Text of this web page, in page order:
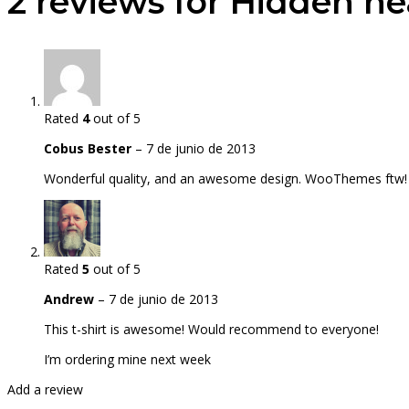
Rated 4out of 5
Cobus Bester – 7 de junio de 2013
Wonderful quality, and an awesome design. WooThemes ftw!
Rated 5 out of 5
Andrew – 7 de junio de 2013
This t-shirt is awesome! Would recommend to everyone!
I’m ordering mine next week
Add a review